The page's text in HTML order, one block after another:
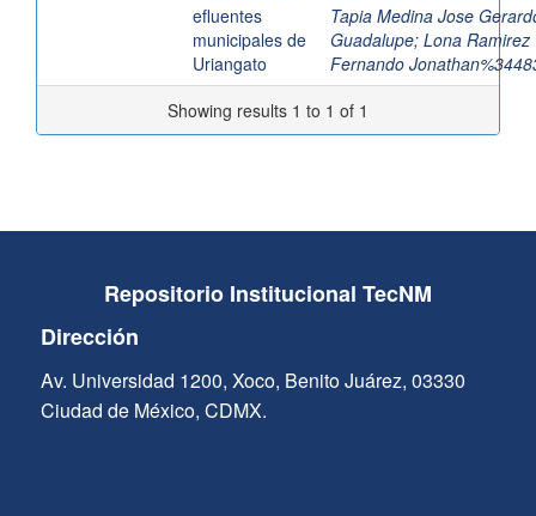
efluentes
municipales de
Uriangato
Tapia Medina Jose
Guadalupe; Lona Ramirez
Fernando
Showing results 1 to 1 of 1
Repositorio Institucional TecNM
Dirección
Av. Universidad 1200, Xoco, Benito Juárez, 03330
Ciudad de México, CDMX.